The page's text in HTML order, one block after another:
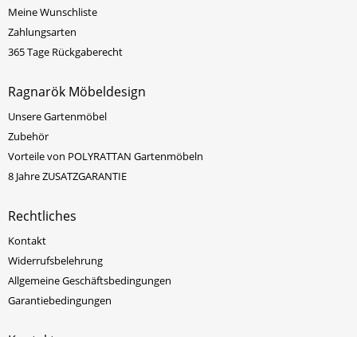
Meine Wunschliste
Zahlungsarten
365 Tage Rückgaberecht
Ragnarök Möbeldesign
Unsere Gartenmöbel
Zubehör
Vorteile von POLYRATTAN Gartenmöbeln
8 Jahre ZUSATZGARANTIE
Rechtliches
Kontakt
Widerrufsbelehrung
Allgemeine Geschäftsbedingungen
Garantiebedingungen